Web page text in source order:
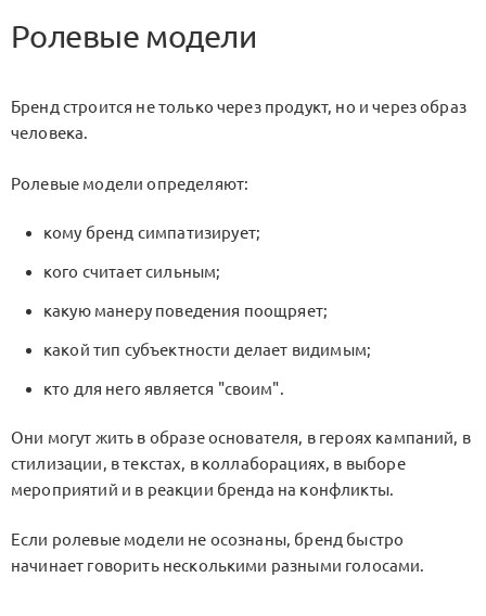
Ролевые модели
Бренд строится не только через продукт, но и через образ
человека.
Ролевые модели определяют:
кому бренд симпатизирует;
кого считает сильным;
какую манеру поведения поощряет;
какой тип субъектности делает видимым;
кто для него является "своим".
Они могут жить в образе основателя, в героях кампаний, в
стилизации, в текстах, в коллаборациях, в выборе
мероприятий и в реакции бренда на конфликты.
Если ролевые модели не осознаны, бренд быстро
начинает говорить несколькими разными голосами.